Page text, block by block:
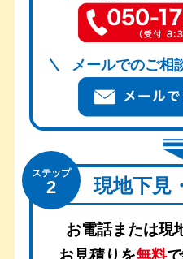
メールでのご相
ステップ
2 現地下見
お電話または現
お見積りを無料